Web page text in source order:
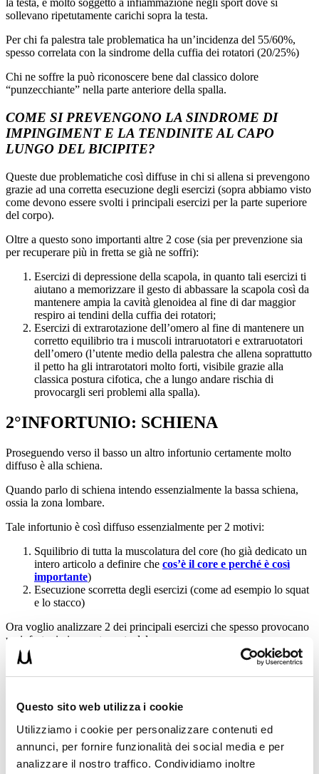
Questo sito web utilizza i cookie
Utilizziamo i cookie per personalizzare contenuti ed
annunci, per fornire funzionalità dei social media e per
analizzare il nostro traffico. Condividiamo inoltre
la testa, è molto soggetto a infiammazione negli sport dove si
sollevano ripetutamente carichi sopra la testa.
Per chi fa palestra tale problematica ha un’incidenza del 55/60%,
spesso correlata con la sindrome della cuffia dei rotatori (20/25%)
Chi ne soffre la può riconoscere bene dal classico dolore
“punzecchiante” nella parte anteriore della spalla.
COME SI PREVENGONO LA SINDROME DI
IMPINGIMENT E LA TENDINITE AL CAPO
LUNGO DEL BICIPITE?
Queste due problematiche così diffuse in chi si allena si prevengono
grazie ad una corretta esecuzione degli esercizi (sopra abbiamo visto
come devono essere svolti i principali esercizi per la parte superiore
del corpo).
Oltre a questo sono importanti altre 2 cose (sia per prevenzione sia
per recuperare più in fretta se già ne soffri):
Esercizi di depressione della scapola, in quanto tali esercizi ti
aiutano a memorizzare il gesto di abbassare la scapola così da
mantenere ampia la cavità glenoidea al fine di dar maggior
respiro ai tendini della cuffia dei rotatori;
Esercizi di extrarotazione dell’omero al fine di mantenere un
corretto equilibrio tra i muscoli intraruotatori e extraruotatori
dell’omero (l’utente medio della palestra che allena soprattutto
il petto ha gli intrarotatori molto forti, visibile grazie alla
classica postura cifotica, che a lungo andare rischia di
provocargli seri problemi alla spalla).
2°INFORTUNIO: SCHIENA
Proseguendo verso il basso un altro infortunio certamente molto
diffuso è alla schiena.
Quando parlo di schiena intendo essenzialmente la bassa schiena,
ossia la zona lombare.
Tale infortunio è così diffuso essenzialmente per 2 motivi:
Squilibrio di tutta la muscolatura del core (ho già dedicato un
intero articolo a definire che cos’è il core e perché è così
importante)
Esecuzione scorretta degli esercizi (come ad esempio lo squat
e lo stacco)
Ora voglio analizzare 2 dei principali esercizi che spesso provocano
un infortunio in questa parte del corpo.
SQUAT CON BILANCIERE